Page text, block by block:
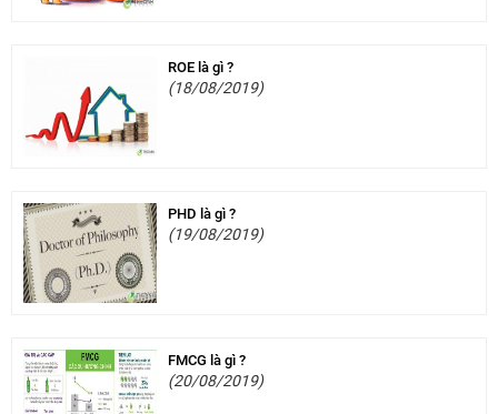
ROE là gì ?
(18/08/2019)
PHD là gì ?
(19/08/2019)
FMCG là gì ?
(20/08/2019)